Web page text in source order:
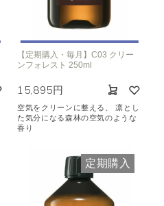
【定期購入・毎月】C03 クリー
ンフォレスト 250ml
15,895円
空気をクリーンに整える、 凛とし
た気分になる森林の空気のような
香り
定期購入